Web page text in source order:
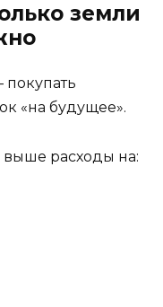
земли
«на будущее».
расходы на: